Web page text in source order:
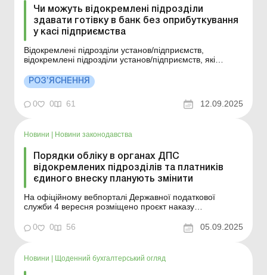
Чи можуть відокремлені підрозділи
здавати готівку в банк без оприбуткування
у касі підприємства
Відокремлені підрозділи установ/підприємств,
відокремлені підрозділи установ/підприємств, які
КОРО, мають право здавати готівкову виручку (готівку)
безпосередньо до надавачів платіжних послуг,
комерційних агентів із приймання готівки через
інкасаторів б...
РОЗ’ЯСНЕННЯ
0 0 61 12.09.2025
Новини Новини законодавства
Порядки обліку в органах ДПС
відокремлених підрозділів та платників
єдиного внеску планують змінити
На офіційному вебпорталі Державної податкової
служби 4 вересня розміщено проєкт наказу
наказу Міністерства фінансів України від 24 листопада
2014 року № 1162» (далі – проєкт наказу). Проєкт
0 0 56 05.09.2025
Новини | Щоденний бухгалтерський огляд